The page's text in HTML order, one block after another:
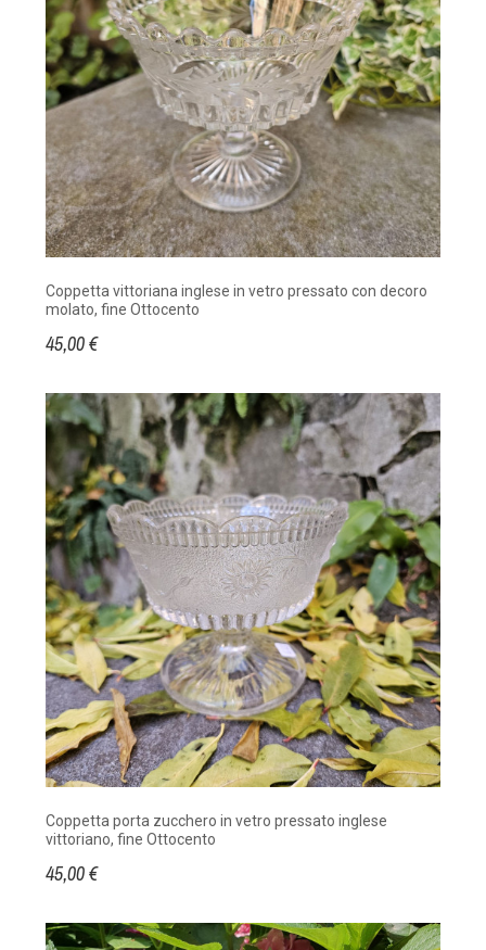
Coppetta vittoriana inglese in vetro pressato con decoro
molato, fine Ottocento
45,00 €
Coppetta porta zucchero in vetro pressato inglese
vittoriano, fine Ottocento
45,00 €